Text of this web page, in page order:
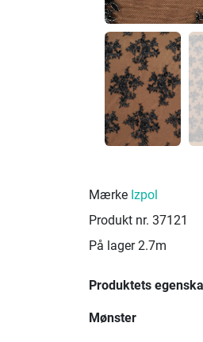
Mærke Izpol
Produkt nr. 37121
På lager 2.7m
Produktets
Mønster